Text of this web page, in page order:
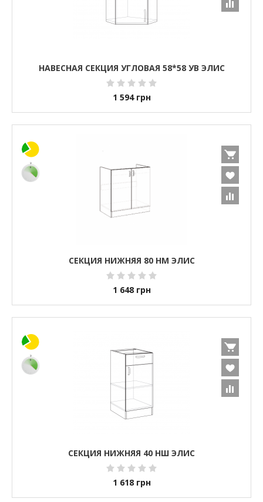
НАВЕСНАЯ СЕКЦИЯ УГЛОВАЯ 58*58 УВ ЭЛИС
1 594 грн
СЕКЦИЯ НИЖНЯЯ 80 НМ ЭЛИС
1 648 грн
СЕКЦИЯ НИЖНЯЯ 40 НШ ЭЛИС
1 618 грн